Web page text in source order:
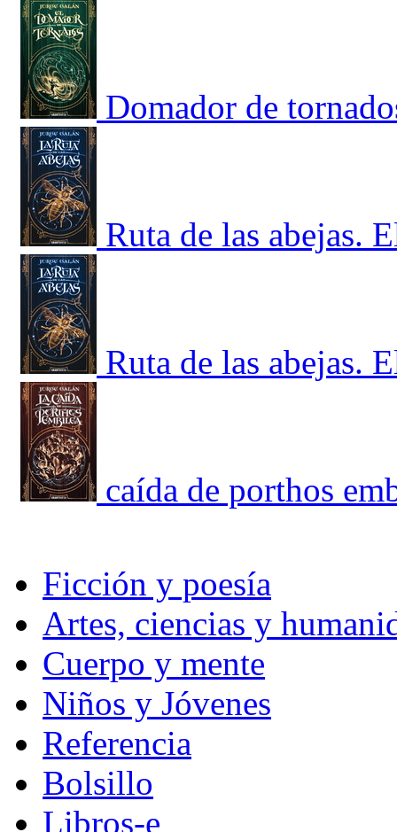
Domador de
Ruta de las abejas.
Ruta de las abejas.
caída de porthos
Ficción y poesía
Artes, ciencias y
Cuerpo y mente
Niños y Jóvenes
Referencia
Bolsillo
Libros-e